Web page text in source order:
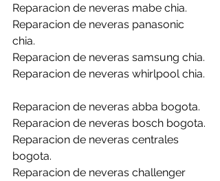
Reparacion de neveras mabe chia.
Reparacion de neveras panasonic
chia.
Reparacion de neveras samsung chia.
Reparacion de neveras whirlpool chia.
Reparacion de neveras abba bogota.
Reparacion de neveras bosch bogota.
Reparacion de neveras centrales
bogota.
Reparacion de neveras challenger